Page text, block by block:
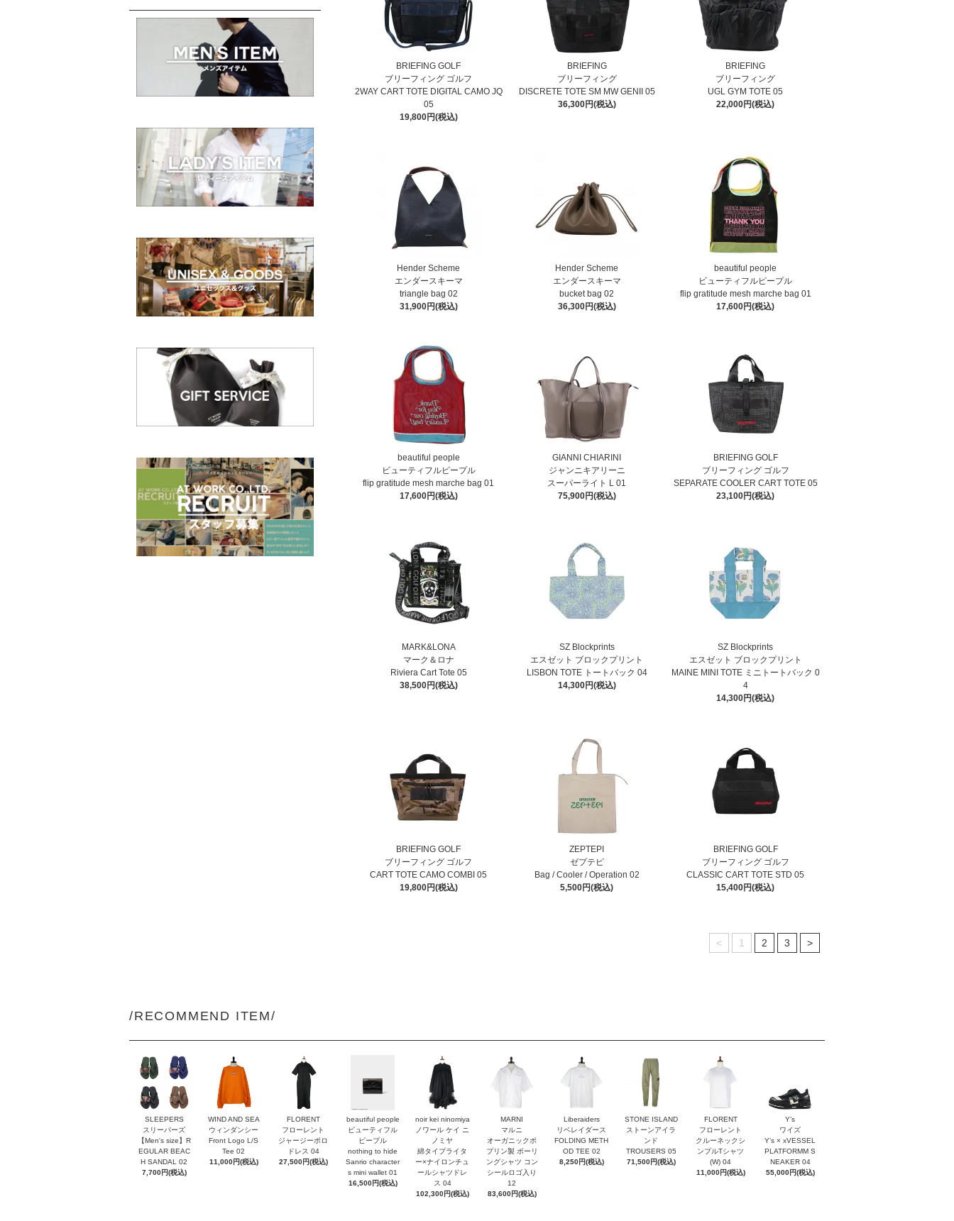
BRIEFING GOLF
ブリーフィング ゴルフ
2WAY CART TOTE DIGITAL CAMO JQ
05
19,800円(税込)
BRIEFING
ブリーフィング
DISCRETE TOTE SM MW GENII 05
36,300円(税込)
BRIEFING
ブリーフィング
UGL GYM TOTE 05
22,000円(税込)
Hender Scheme
エンダースキーマ
triangle bag 02
31,900円(税込)
Hender Scheme
エンダースキーマ
bucket bag 02
36,300円(税込)
beautiful people
ビューティフルピープル
flip gratitude mesh marche bag 01
17,600円(税込)
beautiful people
ビューティフルピープル
flip gratitude mesh marche bag 01
17,600円(税込)
GIANNI CHIARINI
ジャンニキアリーニ
スーパーライト L 01
75,900円(税込)
BRIEFING GOLF
ブリーフィング ゴルフ
SEPARATE COOLER CART TOTE 05
23,100円(税込)
MARK&LONA
マーク＆ロナ
Riviera Cart Tote 05
38,500円(税込)
SZ Blockprints
エスゼット ブロックプリント
LISBON TOTE トートバック 04
14,300円(税込)
SZ Blockprints
エスゼット ブロックプリント
MAINE MINI TOTE ミニトートバック 0
4
14,300円(税込)
BRIEFING GOLF
ブリーフィング ゴルフ
CART TOTE CAMO COMBI 05
19,800円(税込)
ZEPTEPI
ゼプテピ
Bag / Cooler / Operation 02
5,500円(税込)
BRIEFING GOLF
ブリーフィング ゴルフ
CLASSIC CART TOTE STD 05
15,400円(税込)
< 1 2 3 >
/RECOMMEND ITEM/
SLEEPERS
スリーパーズ
【Men's size】R
EGULAR BEAC
H SANDAL 02
7,700円(税込)
WIND AND SEA
ウィンダンシー
Front Logo L/S
Tee 02
11,000円(税込)
FLORENT
フローレント
ジャージーポロ
ドレス 04
27,500円(税込)
beautiful people
ビューティフル
ピープル
nothing to hide
Sanrio character
s mini wallet⁠ 01
16,500円(税込)
noir kei ninomiya
ノワール ケイ ニ
ノミヤ
綿タイプライタ
ー×ナイロンチュ
ールシャツドレ
ス 04
102,300円(税込)
MARNI
マルニ
オーガニックポ
プリン製 ボーリ
ングシャツ コン
シールロゴ入り
12
83,600円(税込)
Liberaiders
リベレイダース
FOLDING METH
OD TEE 02
8,250円(税込)
STONE ISLAND
ストーンアイラ
ンド
TROUSERS 05
71,500円(税込)
FLORENT
フローレント
クルーネックシ
ンプルTシャツ
(W) 04
11,000円(税込)
Y’s
ワイズ
Y’s × xVESSEL
PLATFORMM S
NEAKER 04
55,000円(税込)